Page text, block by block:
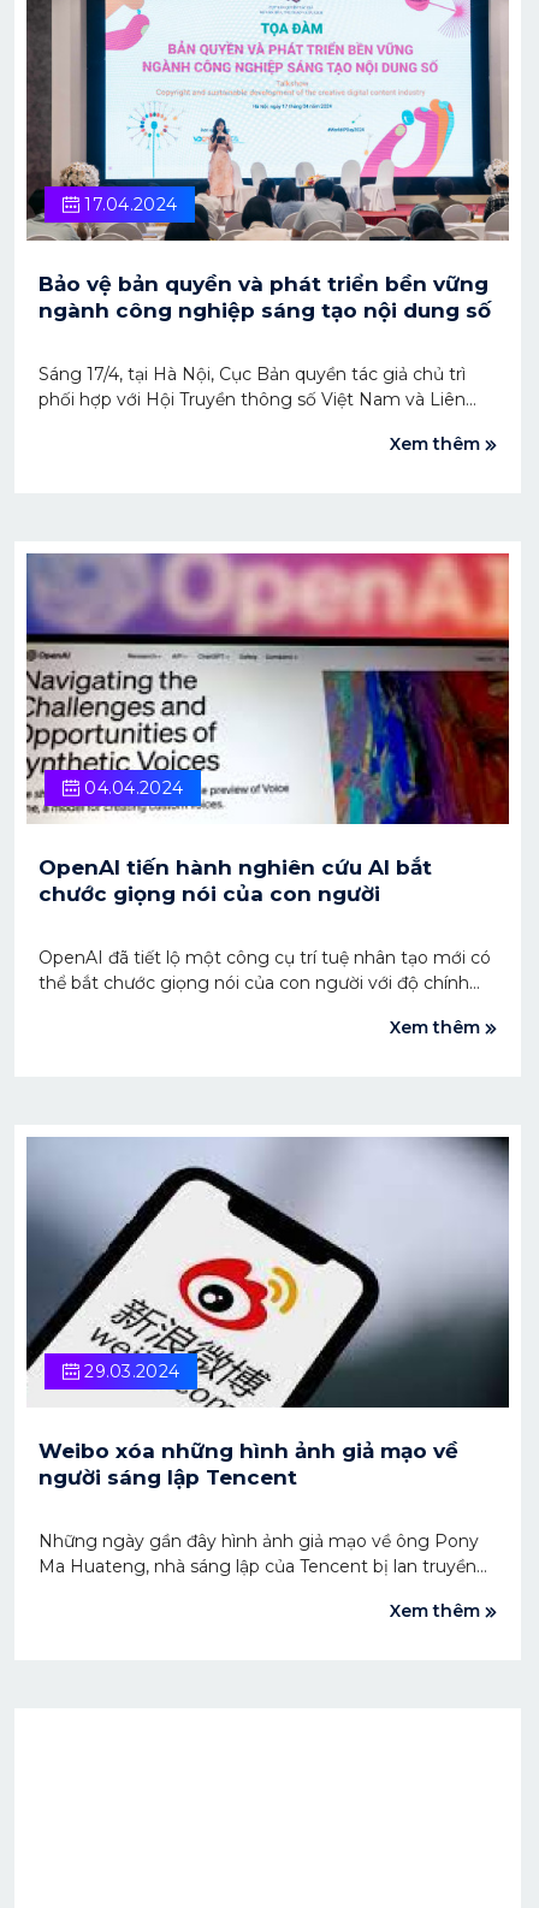
17.04.2024
Bảo vệ bản quyền và phát triển bền vững
ngành công nghiệp sáng tạo nội dung số
Sáng 17/4, tại Hà Nội, Cục Bản quyền tác giả chủ trì
phối hợp với Hội Truyền thông số Việt Nam và Liên
quyền và Phát triển bền vững ngành công nghiệp
Xem thêm
04.04.2024
OpenAI tiến hành nghiên cứu AI bắt
chước giọng nói của con người
OpenAI đã tiết lộ một công cụ trí tuệ nhân tạo mới có
thể bắt chước giọng nói của con người với độ chính
ứng dụng tiềm năng, bao gồm cả dịch vụ trợ năng
Xem thêm
29.03.2024
Weibo xóa những hình ảnh giả mạo về
người sáng lập Tencent
Những ngày gần đây hình ảnh giả mạo về ông Pony
Ma Huateng, nhà sáng lập của Tencent bị lan truyền
thái xóa bỏ. Vụ việc làm dấy lên hành vi tấn công
Xem thêm